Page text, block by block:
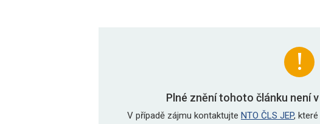
Plné znění tohoto článku není
V případě zájmu kontaktujte NTO ČLS JEP,